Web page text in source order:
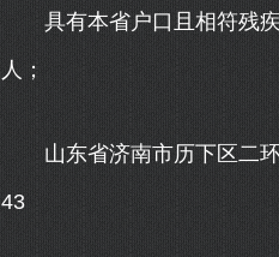
具有本省户口且相符残疾
人；
山东省济南市历下区二环
43